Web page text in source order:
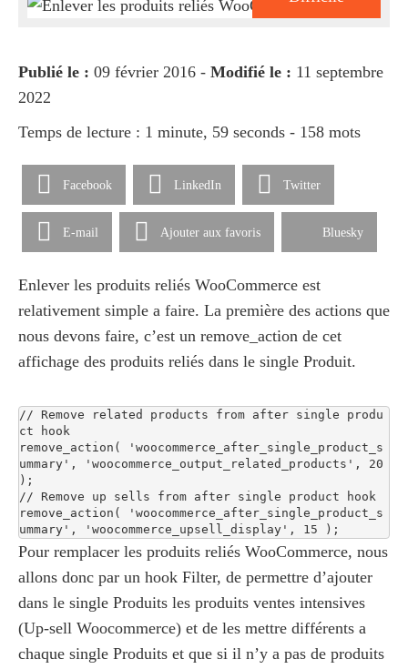
Publié le : 09 février 2016 - Modifié le : 11 septembre
2022
Temps de lecture : 1 minute, 59 seconds - 158 mots
Facebook LinkedIn Twitter
E-mail Ajouter aux favoris Bluesky
Enlever les produits reliés WooCommerce est
relativement simple a faire. La première des actions que
nous devons faire, c’est un remove_action de cet
affichage des produits reliés dans le single Produit.
// Remove related products from after single produ
ct hook
remove_action( 'woocommerce_after_single_product_s
ummary', 'woocommerce_output_related_products', 20
);
// Remove up sells from after single product hook
remove_action( 'woocommerce_after_single_product_s
ummary', 'woocommerce_upsell_display', 15 );
Pour remplacer les produits reliés WooCommerce, nous
allons donc par un hook Filter, de permettre d’ajouter
dans le single Produits les produits ventes intensives
(Up-sell Woocommerce) et de les mettre différents a
chaque single Produits et que si il n’y a pas de produits